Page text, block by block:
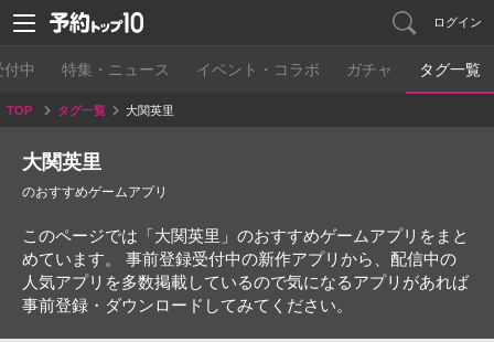
ログイン
中 特集・ニュース イベント・コラボ ガチャ タグ一覧
TOP タグ一覧 大関英里
大関英里
のおすすめゲームアプリ
このページでは「大関英里」のおすすめゲームアプリをまと
めています。 事前登録受付中の新作アプリから、配信中の
人気アプリを多数掲載しているので気になるアプリがあれば
事前登録・ダウンロードしてみてください。